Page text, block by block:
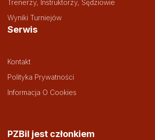
Trenerzy, Instruktorzy, Sędziowie
Wyniki Turniejów
Serwis
Kontakt
Polityka Prywatności
Informacja O Cookies
PZBil jest członkiem